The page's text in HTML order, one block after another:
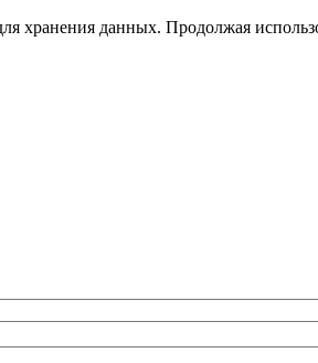
хранения данных. Продолжая